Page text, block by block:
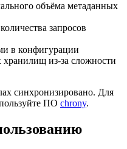
объёма метаданных
запросов
в конфигурации
из-за сложности
синхронизировано. Для
ПО chrony.